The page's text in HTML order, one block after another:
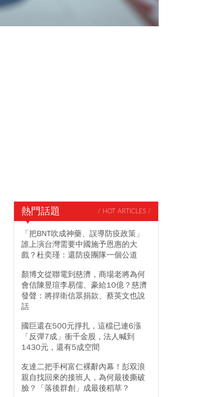
熱門話題 / HOT ARTICLES /
「把BNT吹成神藥、誤導防疫政策」
誰上演台灣需要中國施予恩惠的大
戲？杜奕瑾：還防疫團隊一個公道
顏博文從聯電到慈濟，商場老將為何
會信陳昱瑄李易儒、豪給10億？慈濟
發聲：將捍衛信眾捐款、蔡英文也說
話
國巨還在500元掙扎，這檔已連6漲
「反彈7成」衝千金股，法人喊到
1430元，還有5成空間
友達二把手柯富仁裸辭內幕！彭双浪
親自找回來的接班人，為何最後撕破
臉？「落後群創」成最後稻草？